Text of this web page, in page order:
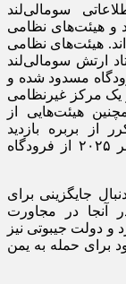
سومالی‌لند
و هیئت‌های نظامی
هیئت‌های نظامی
ارتش سومالی‌لند
مسدود شده و
یک مرکز غیرنظامی
هیئت‌هایی از
از بربره بازدید
می‌کنند و فرمانده این نیروها، در اول دسامبر ۲۰۲۵ از فرودگاه
جایگزینی برای
آنجا در مجاورت
و دولت جیبوتی نیز
برای حمله به یمن